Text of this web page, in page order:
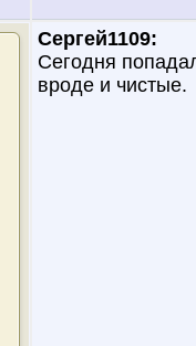
Сергей1109:
Сегодня
вроде и чистые.